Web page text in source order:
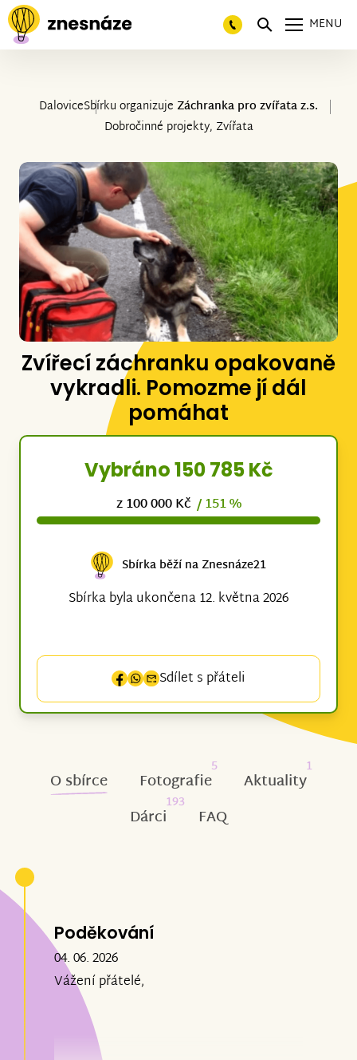
MENU
DaloviceSbírku organizuje Záchranka pro zvířata z.s.
Dobročinné projekty, Zvířata
Zvířecí záchranku opakovaně
vykradli. Pomozme jí dál
pomáhat
Vybráno 150 785 Kč
z 100 000 Kč / 151 %
Sbírka běží na Znesnáze21
Sbírka byla ukončena 12. května 2026
Sdílet s přáteli
O sbírce Fotografie
5
Aktuality
1
Dárci
193
FAQ
Poděkování
04. 06. 2026
Vážení přátelé,